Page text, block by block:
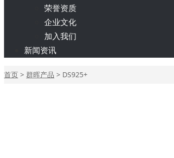
荣誉资质
企业文化
加入我们
新闻资讯
首页 > 群晖产品 > DS925+